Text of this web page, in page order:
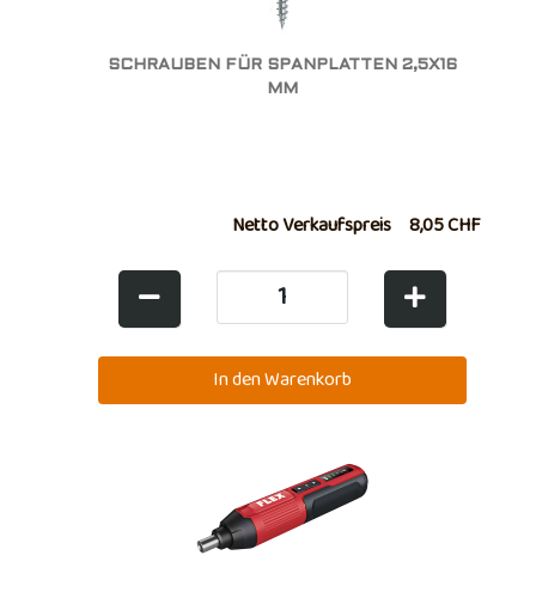
SCHRAUBEN FÜR SPANPLATTEN 2,5X16
MM
Netto Verkaufspreis 8,05 CHF